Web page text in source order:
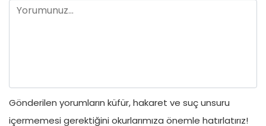
Gönderilen yorumların küfür, hakaret ve suç unsuru
içermemesi gerektiğini okurlarımıza önemle hatırlatırız!